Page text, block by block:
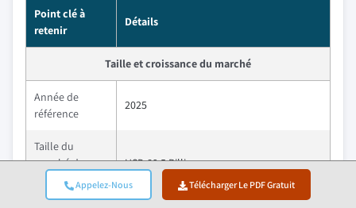
Appelez-Nous Télécharger Le PDF Gratuit
Point clé à
retenir
Détails
Taille et croissance du marché
Année de
référence
2025
Taille du
marché dans
USD 89.5 Billion